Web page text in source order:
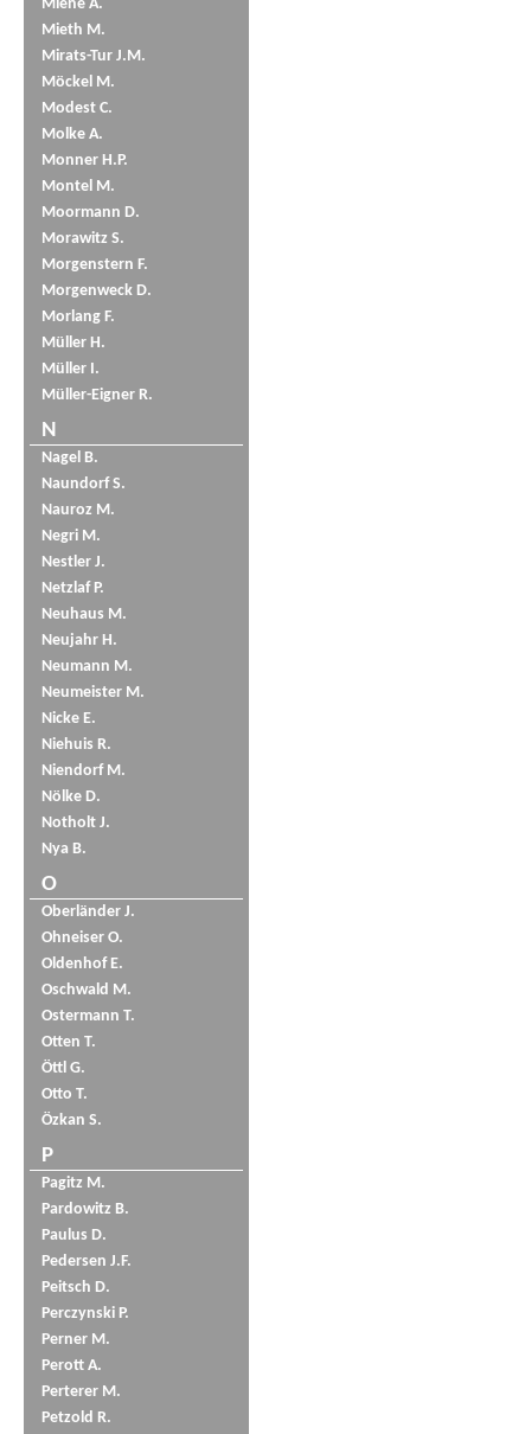
Miene A.
Mieth M.
Mirats-Tur J.M.
Möckel M.
Modest C.
Molke A.
Monner H.P.
Montel M.
Moormann D.
Morawitz S.
Morgenstern F.
Morgenweck D.
Morlang F.
Müller H.
Müller I.
Müller-Eigner R.
N
Nagel B.
Naundorf S.
Nauroz M.
Negri M.
Nestler J.
Netzlaf P.
Neuhaus M.
Neujahr H.
Neumann M.
Neumeister M.
Nicke E.
Niehuis R.
Niendorf M.
Nölke D.
Notholt J.
Nya B.
O
Oberländer J.
Ohneiser O.
Oldenhof E.
Oschwald M.
Ostermann T.
Otten T.
Öttl G.
Otto T.
Özkan S.
P
Pagitz M.
Pardowitz B.
Paulus D.
Pedersen J.F.
Peitsch D.
Perczynski P.
Perner M.
Perott A.
Perterer M.
Petzold R.